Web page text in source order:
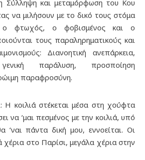
Σύλληψη και μεταμόρφωση του Κου
να μιλήσουν με το δικό τους στόμα
φτωχός, ο φοβισμένος και ο
τους παραληρηματικούς και
Διανοητική ανεπάρκεια,
παράλυση, προσποίηση
παραφροσύνη.
κοιλιά στέκεται μέσα στη χούφτα
να ‘μαι πεσμένος με την κοιλιά, υπό
πάντα δική μου, εννοείται. Οι
χέρια στο Παρίσι, μεγάλα χέρια στην